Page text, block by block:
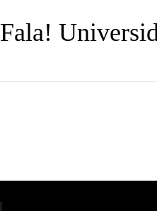
Fala!